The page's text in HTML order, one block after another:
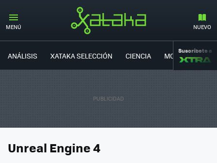
MENÚ NUEVO
ANÁLISIS XATAKA SELECCIÓN CIENCIA MOVILIDAD
Suscríbete a
Unreal Engine 4